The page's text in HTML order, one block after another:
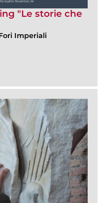
"Le storie che
Imperiali